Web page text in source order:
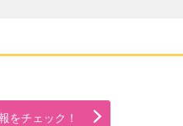
をチェック！